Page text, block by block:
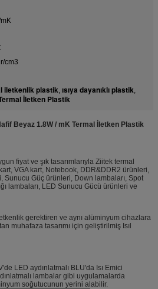
cm3
iletkenlik plastik, ısıya dayanıklı plastik,
İletken Plastik
Beyaz 1.8W / mK Termal İletken Plastik
fiyat ve şık tasarımlarıyla Ziitek termal
VGA kart, Notebook, DDR&DDR2 ürünleri,
Sunucu Güç ürünleri, Down lambaları, Spot
lambaları, LED Sunucu Gücü ürünleri ve
gerektiren ve aynı alüminyum cihazlara
muhafaza tasarımı için geliştirilmiş Isıl
LED aydınlatmalı BLU'da Isı Emici
lambalar gibi uygulamalarda
soğutucunun yerini alabilir.